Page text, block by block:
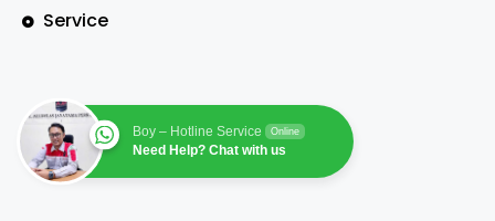
Service
Boy – Hotline Service Online
Need Help? Chat with us